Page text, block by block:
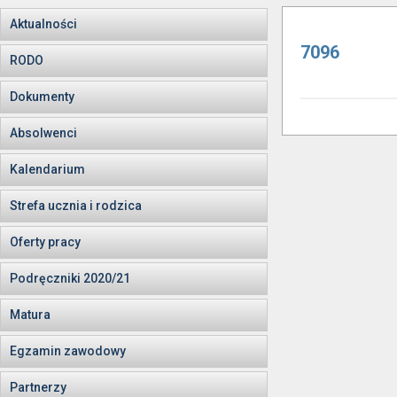
Aktualności
RODO
Dokumenty
Absolwenci
Kalendarium
Strefa ucznia i rodzica
Oferty pracy
Podręczniki 2020/21
Matura
Egzamin zawodowy
Partnerzy
7096